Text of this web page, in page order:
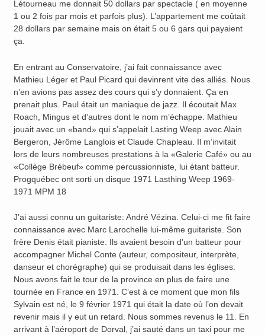
Létourneau me donnait 50 dollars par spectacle ( en moyenne
1 ou 2 fois par mois et parfois plus). L’appartement me coûtait
28 dollars par semaine mais on était 5 ou 6 gars qui payaient
ça.
En entrant au Conservatoire, j’ai fait connaissance avec
Mathieu Léger et Paul Picard qui devinrent vite des alliés. Nous
n’en avions pas assez des cours qui s’y donnaient. Ça en
prenait plus. Paul était un maniaque de jazz. Il écoutait Max
Roach, Mingus et d’autres dont le nom m’échappe. Mathieu
jouait avec un «band» qui s’appelait Lasting Weep avec Alain
Bergeron, Jérôme Langlois et Claude Chapleau. Il m’invitait
lors de leurs nombreuses prestations à la «Galerie Café» ou au
«Collège Brébeuf» comme percussionniste, lui étant batteur.
Progquébec ont sorti un disque 1971 Lasthing Weep 1969-
1971 MPM 18
J’ai aussi connu un guitariste: André Vézina. Celui-ci me fit faire
connaissance avec Marc Larochelle lui-même guitariste. Son
frère Denis était pianiste. Ils avaient besoin d’un batteur pour
accompagner Michel Conte (auteur, compositeur, interprète,
danseur et chorégraphe) qui se produisait dans les églises.
Nous avons fait le tour de la province en plus de faire une
tournée en France en 1971. C’est à ce moment que mon fils
Sylvain est né, le 9 février 1971 qui était la date où l’on devait
revenir mais il y eut un retard. Nous sommes revenus le 11. En
arrivant à l’aéroport de Dorval, j’ai sauté dans un taxi pour me